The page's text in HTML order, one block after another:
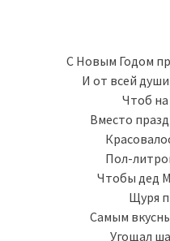
С Новым Годом
И от всей
Чтоб
Вместо
Пол-
Чтобы дед
Щуря
Самым
Угощал